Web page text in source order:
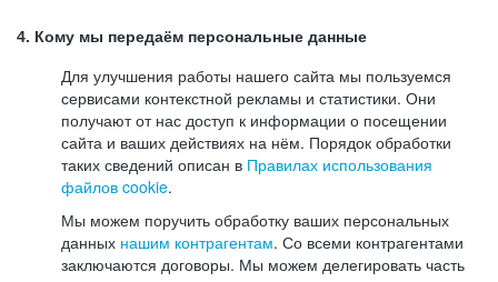
4. Кому мы передаём персональные данные
Для улучшения работы нашего сайта мы пользуемся
сервисами контекстной рекламы и статистики. Они
получают от нас доступ к информации о посещении
сайта и ваших действиях на нём. Порядок обработки
таких сведений описан в Правилах использования
файлов cookie.
Мы можем поручить обработку ваших персональных
данных нашим контрагентам. Со всеми контрагентами
заключаются договоры. Мы можем делегировать часть